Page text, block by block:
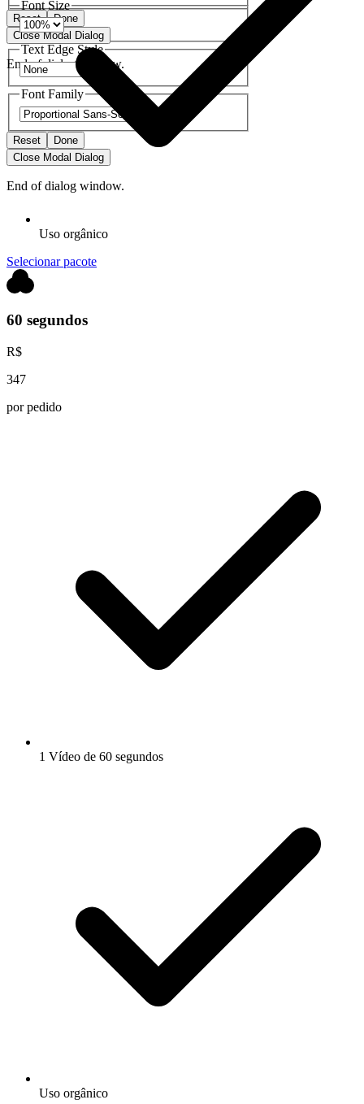
Reset
Done
Close Modal Dialog
End of dialog window.
Font Size
Text Edge Style
Font Family
Reset
Done
Close Modal Dialog
End of dialog window.
Uso orgânico
Selecionar pacote
60 segundos
R$
347
por pedido
1 Vídeo de 60 segundos
Uso orgânico